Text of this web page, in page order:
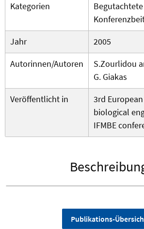
Kategorien
Begutachtete
Jahr
2005
Autorinnen/Autoren
S.Zourlidou
G. Giakas
Veröffentlicht in
3rd
biological
IFMBE
Publikations-